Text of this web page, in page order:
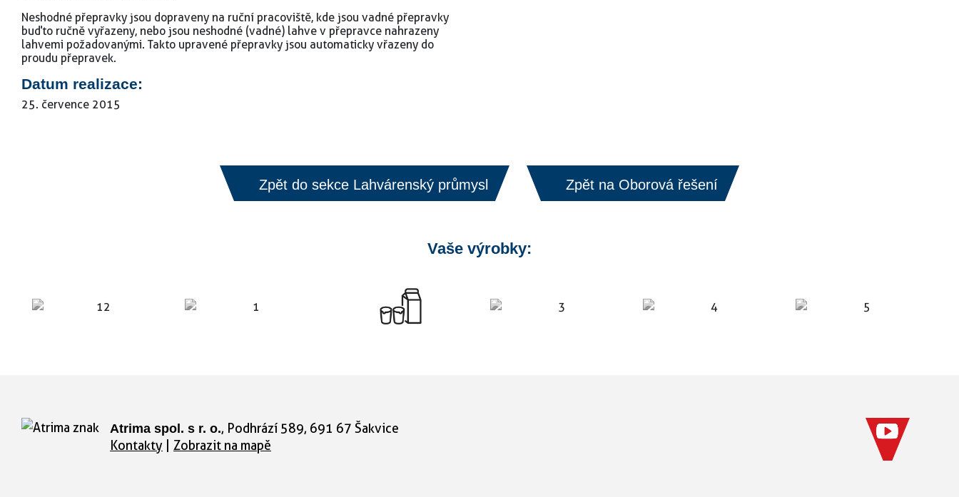
Neshodné přepravky jsou dopraveny na ruční pracoviště, kde jsou vadné přepravky
buďto ručně vyřazeny, nebo jsou neshodné (vadné) lahve v přepravce nahrazeny
lahvemi požadovanými. Takto upravené přepravky jsou automaticky vřazeny do
proudu přepravek.
Datum realizace:
25. července 2015
Zpět do sekce Lahvárenský průmysl Zpět na Oborová řešení
Vaše výrobky:
Atrima spol. s r. o., Podhrází 589, 691 67 Šakvice
Kontakty
Zobrazit na mapě